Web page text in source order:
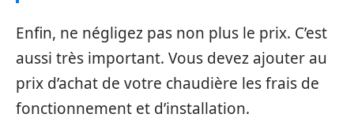
Enfin, ne négligez pas non plus le prix. C’est
aussi très important. Vous devez ajouter au
prix d’achat de votre chaudière les frais de
fonctionnement et d’installation.